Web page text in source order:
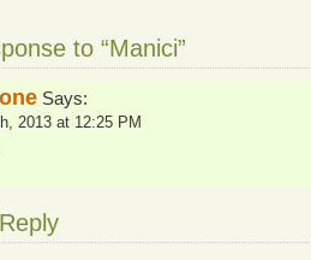
to “Manici”
Says:
2013 at 12:25 PM